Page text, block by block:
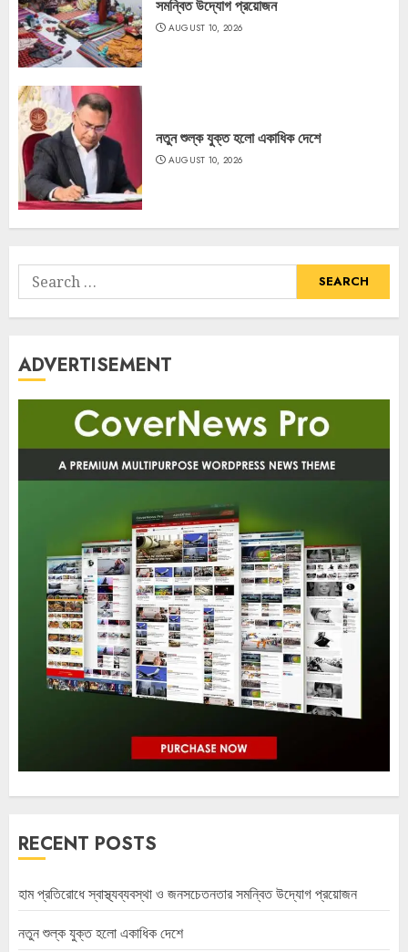
সমন্বিত উদ্যোগ প্রয়োজন
AUGUST 10, 2026
নতুন শুল্ক যুক্ত হলো একাধিক দেশে
AUGUST 10, 2026
Search
for:
ADVERTISEMENT
RECENT POSTS
হাম প্রতিরোধে স্বাস্থ্যব্যবস্থা ও জনসচেতনতার সমন্বিত উদ্যোগ প্রয়োজন
নতুন শুল্ক যুক্ত হলো একাধিক দেশে